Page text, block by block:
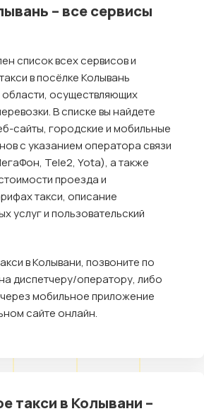
– все сервисы
список всех сервисов и
в посёлке Колывань
осуществляющих
В списке вы найдете
сайты, городские и мобильные
с указанием оператора связи
Tele2, Yota), а также
проезда и
такси, описание
услуг и пользовательский
в Колывани, позвоните по
диспетчеру/оператору, либо
мобильное приложение
сайте онлайн.
такси в Колывани –